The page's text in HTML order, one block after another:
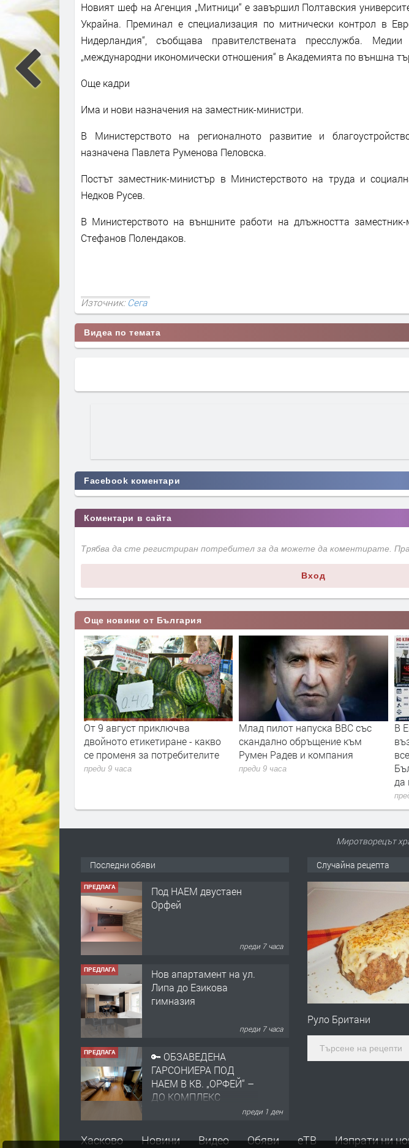
Новият шеф на Агенция „Митници“ е завършил Полтавския
Украйна. Преминал е специализация по митнически контрол в
Нидерландия“, съобщава правителствената пресслужба.
„международни икономически отношения“ в Академията по външна
Още кадри
Има и нови назначения на заместник-министри.
В Министерството на регионалното развитие и
назначена Павлета Руменова Пеловска.
Постът заместник-министър в Министерството на труда и
Недков Русев.
В Министерството на външните работи на длъжността
Стефанов Полендаков.
Източник:Сега
Видеа по темата
Facebook коментари
Коментари в сайта
Трябва да сте регистриран потребител за да можете да коментирате.
Вход
Още новини от България
ще провeрява
на
От 9 август приключва
двойното етикетиране - какво
се променя за потребителите
преди 9 часа
Млад пилот напуска ВВС със
скандално обръщение към
Румен Радев и компания
преди 9 часа
В
да
Миротворецът
Последни обяви
ПРЕДЛАГА
Под НАЕМ двустаен
Орфей
преди 7 часа
ПРЕДЛАГА
Нов апартамент на ул.
Липа до Езикова
гимназия
преди 7 часа
ПРЕДЛАГА
🔑 ОБЗАВЕДЕНА
ГАРСОНИЕРА ПОД
НАЕМ В КВ. „ОРФЕЙ“ –
ДО КОМПЛЕКС
преди 1 ден
ПРЕДЛАГА
НАПЪЛНО ОБЗАВЕДЕН
Случайна рецепта
Руло Британи
Хасково Новини Видео Обяви еТВ Изпрати ни